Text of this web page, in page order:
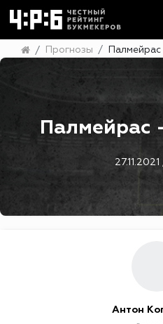
Прогнозы
Палмейрас
Антон